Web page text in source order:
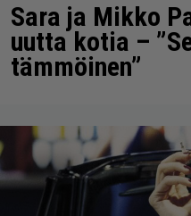
Sara ja Mikko
uutta kotia –
tämmöinen”